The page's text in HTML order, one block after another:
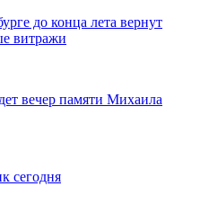
до конца лета вернут
витражи
вечер памяти Михаила
сегодня